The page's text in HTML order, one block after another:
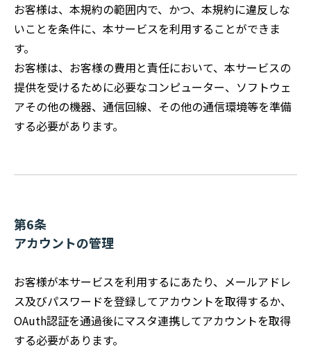
お客様は、本規約の範囲内で、かつ、本規約に違反しな
いことを条件に、本サービスを利用することができま
す。
お客様は、お客様の費用と責任において、本サービスの
提供を受けるために必要なコンピューター、ソフトウェ
アその他の機器、通信回線、その他の通信環境等を準備
する必要があります。
第6条
アカウントの管理
お客様が本サービスを利用するにあたり、メールアドレ
ス及びパスワードを登録してアカウントを取得するか、
OAuth認証を通過後にマスタ連携してアカウントを取得
する必要があります。